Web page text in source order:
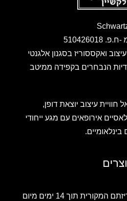
ואקססוריז בסגנון אלגנטי
הנבחרים בקפידה ממיטב
עיצוב יוצאת דופן,
אירופאים עם מגע ייחודי
ניתן להחזיר מוצרים באריזתם המקורית תוך 14 ימים מיום